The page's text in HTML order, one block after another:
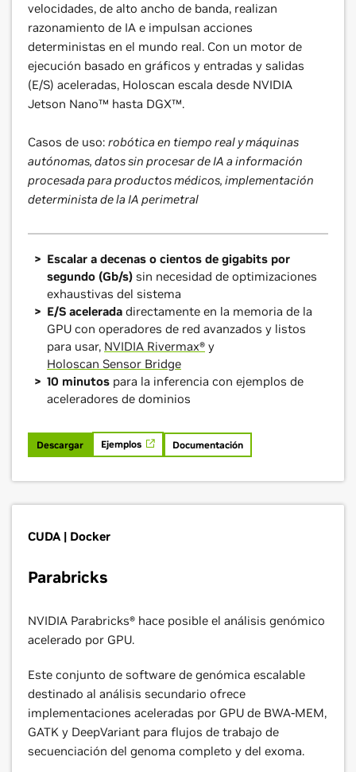
velocidades, de alto ancho de banda, realizan
razonamiento de IA e impulsan acciones
deterministas en el mundo real. Con un motor de
ejecución basado en gráficos y entradas y salidas
(E/S) aceleradas, Holoscan escala desde NVIDIA
Jetson Nano™ hasta DGX™.
Casos de uso: robótica en tiempo real y máquinas
autónomas, datos sin procesar de IA a información
procesada para productos médicos, implementación
determinista de la IA perimetral
Escalar a decenas o cientos de gigabits por
segundo (Gb/s) sin necesidad de optimizaciones
exhaustivas del sistema
E/S acelerada directamente en la memoria de la
GPU con operadores de red avanzados y listos
para usar, NVIDIA Rivermax® y
Holoscan Sensor Bridge
10 minutos para la inferencia con ejemplos de
aceleradores de dominios
Descargar Ejemplos Documentación
CUDA | Docker
Parabricks
NVIDIA Parabricks® hace posible el análisis genómico
acelerado por GPU.
Este conjunto de software de genómica escalable
destinado al análisis secundario ofrece
implementaciones aceleradas por GPU de BWA-MEM,
GATK y DeepVariant para flujos de trabajo de
secuenciación del genoma completo y del exoma.